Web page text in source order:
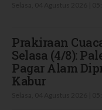
Prakiraan
Selasa (4/8):
Pagar Alam
Kabur